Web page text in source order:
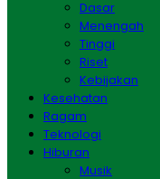
Dasar
Menengah
Tinggi
Riset
Kebijakan
Kesehatan
Ragam
Teknologi
Hiburan
Musik